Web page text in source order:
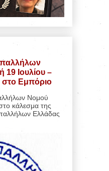
Ιουλίου –
στο Εμπόριο
Νομού
κάλεσμα της
Ελλάδας